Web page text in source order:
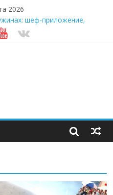
2026почему кокосовая вода с
главным трендом
заставляет миллионы людей
важном креме этим летом